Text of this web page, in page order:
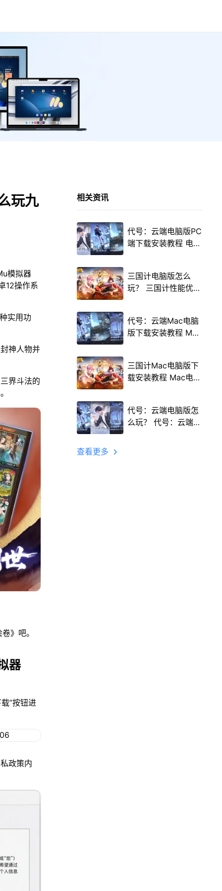
玩九
模拟器
12操作系
实用功
神人物并
界斗法的
》吧。
器
”按钮进
政策内
相关资讯
代号：云端电脑版PC
端下载安装教程 电脑
三国计电脑版怎么
玩？ 三国计性能优化
程
代号：云端Mac电脑
版下载安装教程 Mac
三国计Mac电脑版下
载安装教程 Mac电脑
代号：云端电脑版怎
么玩？ 代号：云端性
查看更多